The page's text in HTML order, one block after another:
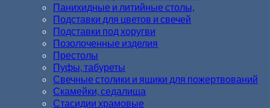
Панихидные и литийные столы,
Подставки для цветов и свечей
Подставки под хоругви
Позолоченные изделия
Престолы
Пуфы, табуреты
Свечные столики и ящики для пожертвований
Скамейки, седалища
Стасидии храмовые